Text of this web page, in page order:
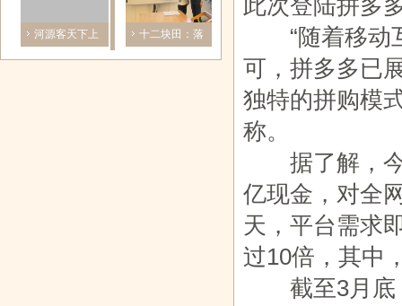
河源客天下上
演速度与激
十二块田：落
子皖江大地
汇客论道：赋
能商家，南
天池雅园食
品鉴会受首
汇客论道：赋
能商家，南
天池雅园食
品鉴会受首
此次登陆拼多
“随着移动互
可，拼多多已
独特的拼购模
称。
据了解，今
亿现金，对全
天，平台需求
过10倍，其中
截至3月底，